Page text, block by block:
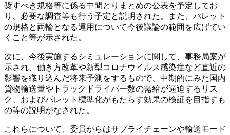
奨すべき規格等に係る中間とりまとめの公表を予定してお
り、必要な調査等も行う予定と説明された。また、パレット
の規格と両輪となる運用について今後議論の範囲を広げてい
くこと等が示された。
次に、今後実施するシミュレーションに関して、事務局案が
示され、働き方改革や新型コロナウイルス感染症など直近の
影響を織り込んだ将来予測をするもので、中期的にみた国内
貨物輸送量やトラックドライバー数の需給が逼迫するリス
ク、およびパレット標準化がもたらす効果の検証を目指すも
の等の説明がなされた。
これらについて、委員からはサプライチェーンや輸送モード